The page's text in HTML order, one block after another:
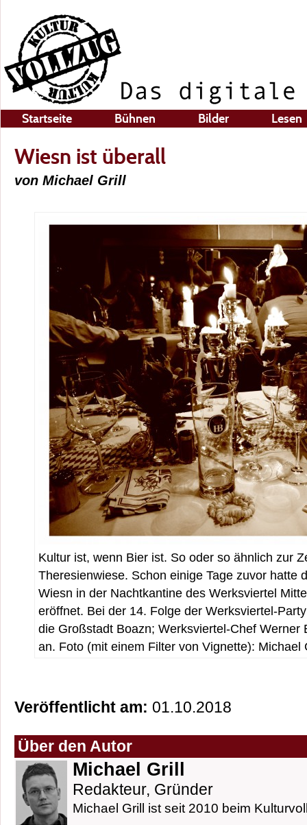
Startseite Bühnen Bilder Lesen
Wiesn ist überall
von Michael Grill
Kultur ist, wenn Bier ist. So oder so ähnlich zur
Theresienwiese. Schon einige Tage zuvor hatte
Wiesn in der Nachtkantine des Werksviertel
eröffnet. Bei der 14. Folge der Werksviertel-
die Großstadt Boazn; Werksviertel-Chef Werner
an. Foto (mit einem Filter von Vignette): Michael
Veröffentlicht am: 01.10.2018
Über den Autor
Michael Grill
Redakteur, Gründer
Michael Grill ist seit 2010 beim